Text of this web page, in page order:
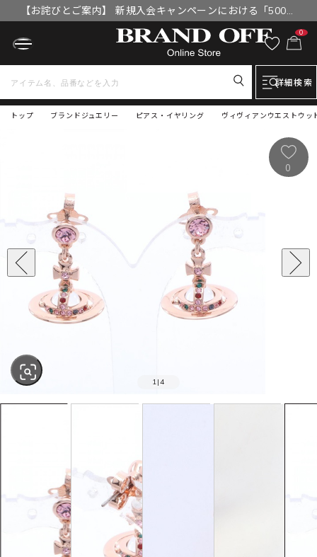
【お詫びとご案内】 新規入会キャンペーンにおける「500円
OFFクーポン」付与漏れと補填について
0
詳細検索
トップ ヴィヴィアンウエストウ
ブランドジュエリー ピアス・イヤリング
1 |4
0